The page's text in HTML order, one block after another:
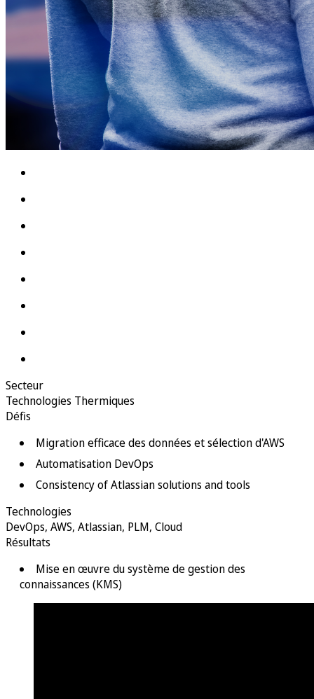
Secteur
Technologies Thermiques
Défis
Migration efficace des données et sélection d'AWS
Automatisation DevOps
Consistency of Atlassian solutions and tools
Technologies
DevOps, AWS, Atlassian, PLM, Cloud
Résultats
Mise en œuvre du système de gestion des
connaissances (KMS)